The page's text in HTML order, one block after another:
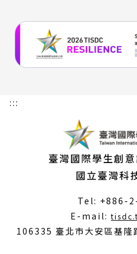
:::
臺灣國際學生創
國立臺灣科
Tel: +886-
E-mail:
106335 臺北市大安區基